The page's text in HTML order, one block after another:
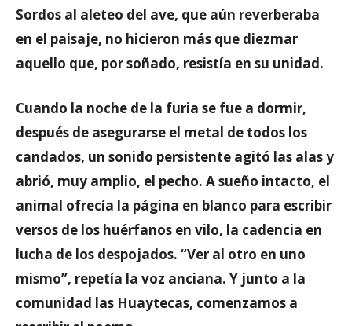
Sordos al aleteo del ave, que aún reverberaba
en el paisaje, no hicieron más que diezmar
aquello que, por soñado, resistía en su unidad.
Cuando la noche de la furia se fue a dormir,
después de asegurarse el metal de todos los
candados, un sonido persistente agitó las alas y
abrió, muy amplio, el pecho. A sueño intacto, el
animal ofrecía la página en blanco para escribir
versos de los huérfanos en vilo, la cadencia en
lucha de los despojados. “Ver al otro en uno
mismo”, repetía la voz anciana. Y junto a la
comunidad las Huaytecas, comenzamos a